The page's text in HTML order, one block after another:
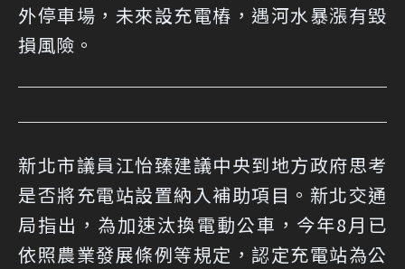
外停車場，未來設充電樁，遇河水暴漲有毀
損風險。
新北市議員江怡臻建議中央到地方政府思考
是否將充電站設置納入補助項目。新北交通
局指出，為加速汰換電動公車，今年8月已
依照農業發展條例等規定，認定充電站為公